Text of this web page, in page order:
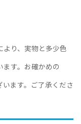
より、実物と多少色
す。お確かめの
ます。ご了承くださ